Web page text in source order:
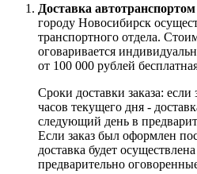
Доставка
городу Новосибирск
транспортного отдела.
оговаривается
от 100 000 рублей
Сроки доставки заказа:
часов текущего дня -
следующий день в
Если заказ был оформлен
доставка будет
предварительно